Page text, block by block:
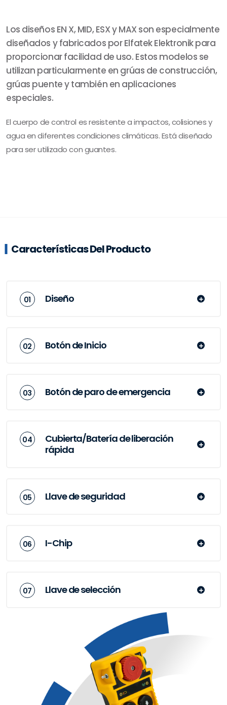
Los diseños EN X, MID, ESX y MAX son especialmente
diseñados y fabricados por Elfatek Elektronik para
proporcionar facilidad de uso. Estos modelos se
utilizan particularmente en grúas de construcción,
grúas puente y también en aplicaciones
especiales.
El cuerpo de control es resistente a impactos, colisiones y
agua en diferentes condiciones climáticas. Está diseñado
para ser utilizado con guantes.
Características Del Producto
Diseño
Botón de Inicio
Botón de paro de emergencia
Cubierta/Batería de liberación
rápida
Llave de seguridad
I-Chip
Llave de selección